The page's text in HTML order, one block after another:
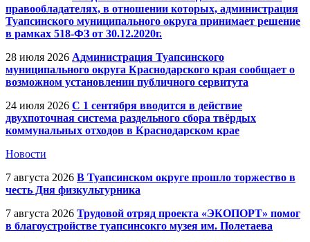
правообладателях, в отношении которых, администрация
Туапсинского муниципального округа принимает решение
в рамках 518-ФЗ от 30.12.2020г.
28 июля 2026 Администрация Туапсинского
муниципального округа Краснодарского края сообщает о
возможном установлении публичного сервитута
24 июля 2026 С 1 сентября вводится в действие
двухпоточная система раздельного сбора твёрдых
коммунальных отходов в Краснодарском крае
Новости
7 августа 2026 В Туапсинском округе прошло торжество в
честь Дня физкультурника
7 августа 2026 Трудовой отряд проекта «ЭКОПОРТ» помог
в благоустройстве туапсинсокго музея им. Полетаева